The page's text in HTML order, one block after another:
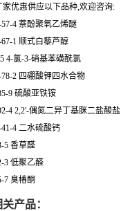
家优惠供应以下品种,欢迎咨询:
57-4 萘酚聚氧乙烯醚
67-1 顺式白藜芦醇
4-氯-3-硝基苯磺酰氯
78-2 四硼酸钾四水合物
9 硫酸亚铁铵
4 2,2'-偶氮二异丁基脒二盐酸盐
41-4 二水硫酸钙
5 香草醛
3 低聚乙醛
7 臭椿酮
产品：